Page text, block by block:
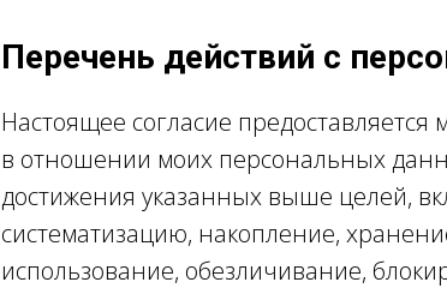
Перечень действий с
Настоящее согласие
в отношении моих персональных
достижения указанных выше целей,
систематизацию, накопление,
использование, обезличивание,